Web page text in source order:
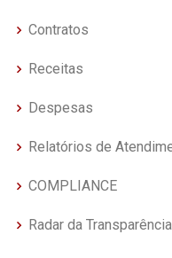
Contratos
Receitas
Despesas
Relatórios de
COMPLIANCE
Radar da Transparência